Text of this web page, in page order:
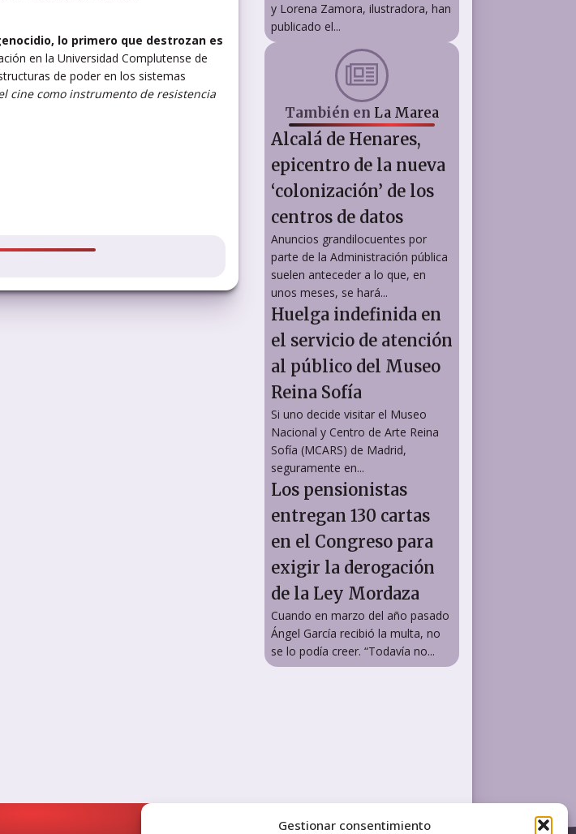
Gestionar consentimiento
lo primero que destrozan es
en la Universidad Complutense de
de poder en los sistemas
cine como instrumento de resistencia
y Lorena Zamora, ilustradora, han
publicado el...
También en La Marea
Alcalá de Henares,
epicentro de la nueva
‘colonización’ de los
centros de datos
Anuncios grandilocuentes por
parte de la Administración pública
suelen anteceder a lo que, en
unos meses, se hará...
Huelga indefinida en
el servicio de atención
al público del Museo
Reina Sofía
Si uno decide visitar el Museo
Nacional y Centro de Arte Reina
Sofía (MCARS) de Madrid,
seguramente en...
Los pensionistas
entregan 130 cartas
en el Congreso para
exigir la derogación
de la Ley Mordaza
Cuando en marzo del año pasado
Ángel García recibió la multa, no
se lo podía creer. “Todavía no...
LEGAL